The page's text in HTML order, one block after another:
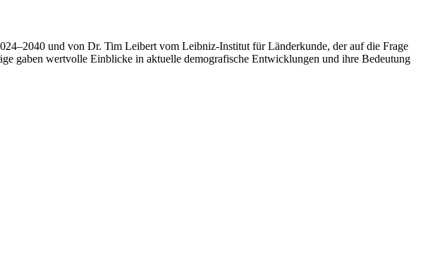
und von Dr. Tim Leibert vom Leibniz-Institut für Länderkunde, der auf die Frage
gaben wertvolle Einblicke in aktuelle demografische Entwicklungen und ihre Bedeutung